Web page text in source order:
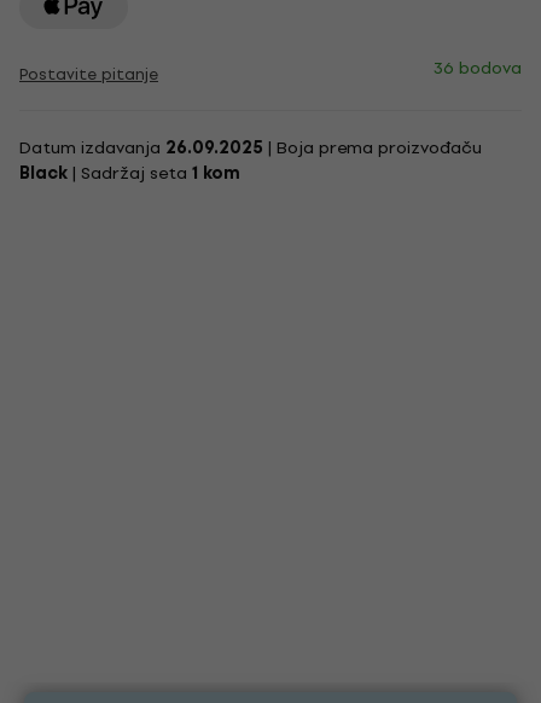
Postavite pitanje 36 bodova
Datum izdavanja 26.09.2025 | Boja prema proizvođaču
Black | Sadržaj seta 1 kom